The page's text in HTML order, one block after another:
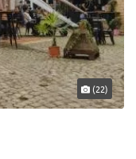
(22)